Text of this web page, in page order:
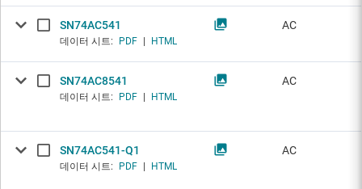
SN74AC541
데이터 시트: PDF HTML
AC
SN74AC8541
데이터 시트: PDF HTML
AC
SN74AC541-Q1
데이터 시트: PDF HTML
AC